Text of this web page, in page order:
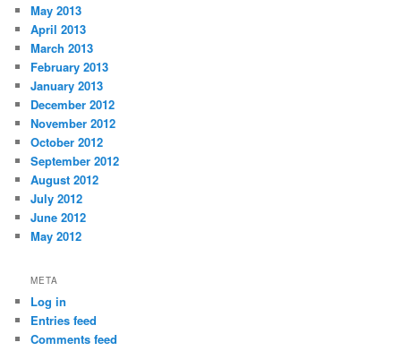
May 2013
April 2013
March 2013
February 2013
January 2013
December 2012
November 2012
October 2012
September 2012
August 2012
July 2012
June 2012
May 2012
META
Log in
Entries feed
Comments feed